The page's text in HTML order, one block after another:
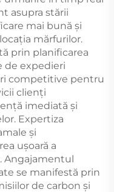
asupra stării
mai bună și
mărfurilor.
prin planificarea
de expedieri
competitive pentru
clienți
imediată și
Expertiza
și
ușoară a
Angajamentul
se manifestă prin
de carbon și